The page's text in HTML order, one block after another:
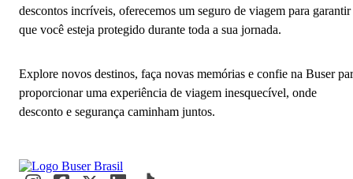
descontos incríveis, oferecemos um seguro de viagem para garantir
que você esteja protegido durante toda a sua jornada.
Explore novos destinos, faça novas memórias e confie na Buser
proporcionar uma experiência de viagem inesquecível, onde
desconto e segurança caminham juntos.